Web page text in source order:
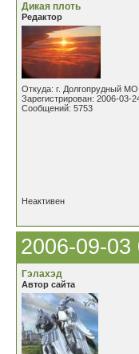
Дикая плоть
Редактор
Откуда: г. Долгопрудный МО
Зарегистрирован: 2006-03-
Сообщений: 5753
Неактивен
2006-09-03
Гэлахэд
Автор сайта